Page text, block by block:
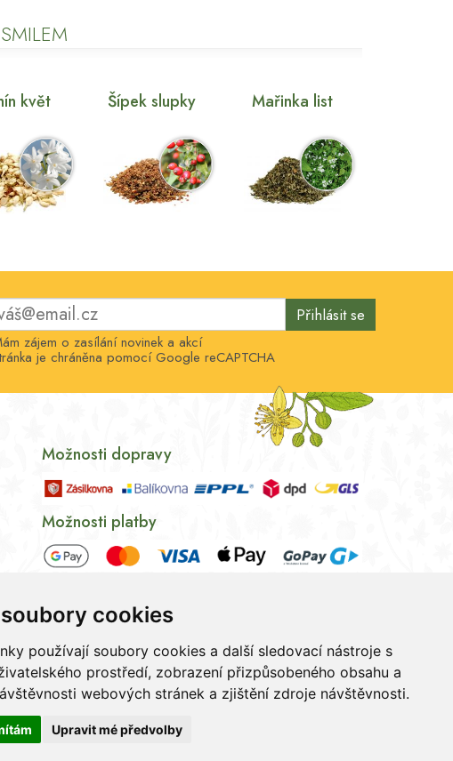
cookies
používají soubory cookies a další sledovací nástroje s
prostředí, zobrazení přizpůsobeného obsahu a
webových stránek a zjištění zdroje návštěvnosti.
Upravit mé předvolby
květ Šípek slupky Mařinka list
Přihlásit se
zájem o zasílání novinek a akcí
je chráněna pomocí Google reCAPTCHA
Možnosti dopravy
Možnosti platby
osobních údajů